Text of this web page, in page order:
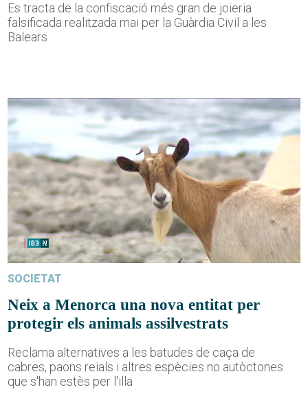
Es tracta de la confiscació més gran de joieria
falsificada realitzada mai per la Guàrdia Civil a les
Balears
SOCIETAT
Neix a Menorca una nova entitat per
protegir els animals assilvestrats
Reclama alternatives a les batudes de caça de
cabres, paons reials i altres espècies no autòctones
que s'han estès per l'illa